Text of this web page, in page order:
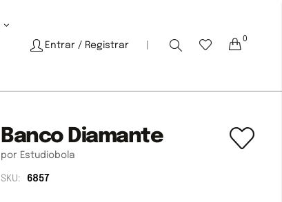
Entrar / Registrar Cart
0
Banco Diamante
por Estudiobola
SKU: 6857